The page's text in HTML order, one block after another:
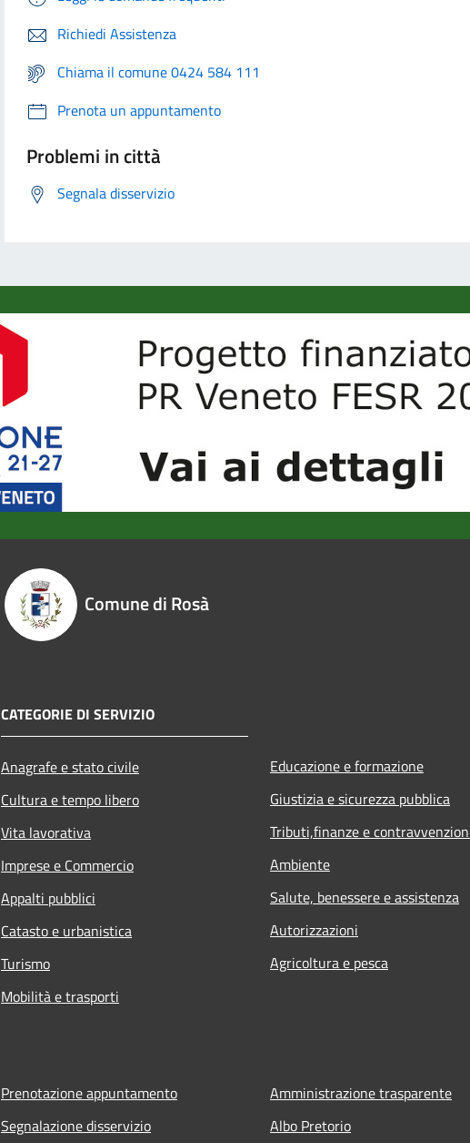
Richiedi Assistenza
Chiama il comune 0424 584 111
Prenota un appuntamento
Problemi in città
Segnala disservizio
Comune di Rosà
CATEGORIE DI SERVIZIO
Anagrafe e stato civile
Cultura e tempo libero
Vita lavorativa
Imprese e Commercio
Appalti pubblici
Catasto e urbanistica
Turismo
Mobilità e trasporti
Educazione e formazione
Giustizia e sicurezza pubblica
Tributi,finanze e
Ambiente
Salute, benessere e assistenza
Autorizzazioni
Agricoltura e pesca
Prenotazione appuntamento
Segnalazione disservizio
Amministrazione trasparente
Albo Pretorio